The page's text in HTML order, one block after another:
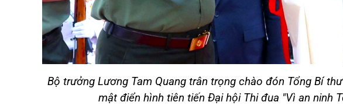
Bộ trưởng Lương Tam Quang trân trọng chào đón Tổng Bí
mật điển hình tiên tiến Đại hội Thi đua "Vì an ninh